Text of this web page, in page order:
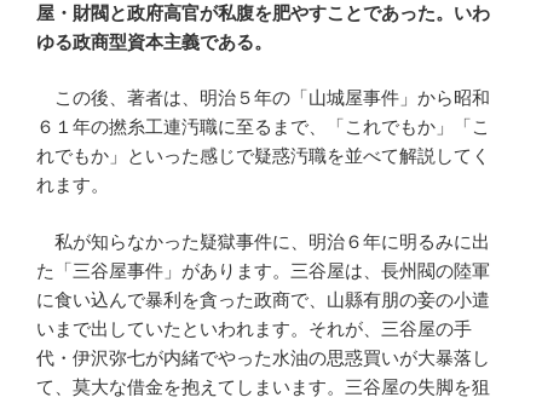
屋・財閥と政府高官が私腹を肥やすことであった。いわ
ゆる政商型資本主義である。
この後、著者は、明治５年の「山城屋事件」から昭和
６１年の撚糸工連汚職に至るまで、「これでもか」「こ
れでもか」といった感じで疑惑汚職を並べて解説してく
れます。
私が知らなかった疑獄事件に、明治６年に明るみに出
た「三谷屋事件」があります。三谷屋は、長州閥の陸軍
に食い込んで暴利を貪った政商で、山縣有朋の妾の小遣
いまで出していたといわれます。それが、三谷屋の手
代・伊沢弥七が内緒でやった水油の思惑買いが大暴落し
て、莫大な借金を抱えてしまいます。三谷屋の失脚を狙